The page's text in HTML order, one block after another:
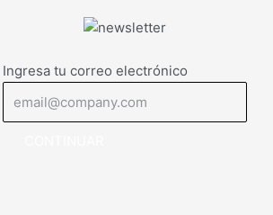
Ingresa tu correo electrónico